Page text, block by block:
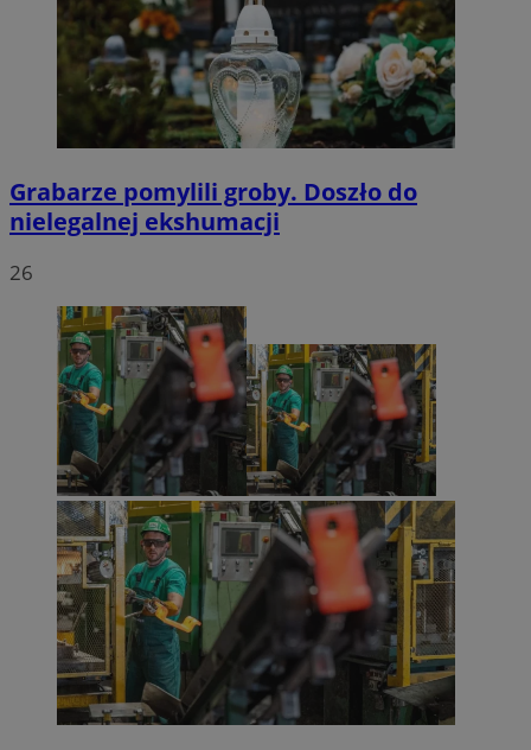
Grabarze pomylili groby. Doszło do
nielegalnej ekshumacji
26